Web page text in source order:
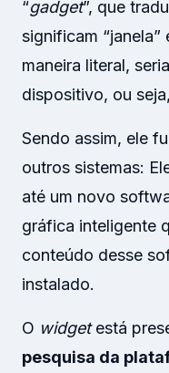
“gadget”, que
significam “janela”
maneira literal,
dispositivo, ou
Sendo assim, ele
outros sistemas:
até um novo
gráfica inteligente
conteúdo desse
instalado.
O widgetestá
pesquisa da